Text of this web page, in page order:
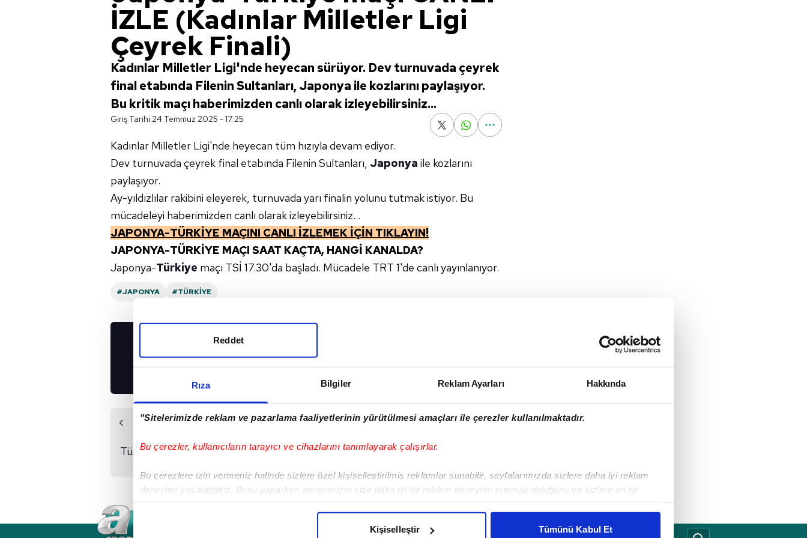
Rıza Bilgiler Reklam Ayarları Hakkında
"Sitelerimizde reklam ve pazarlama faaliyetlerinin yürütülmesi amaçları ile çerezler kullanılmaktadır.
Bu çerezler, kullanıcıların tarayıcı ve cihazlarını tanımlayarak çalışırlar.
Bu çerezlere izin vermeniz halinde sizlere özel kişiselleştirilmiş reklamlar sunabilir, sayfalarımızda sizlere daha iyi reklam
deneyimi yaşatabiliriz. Bunu yaparken amacımızın size daha iyi bir reklam deneyimi sunmak olduğunu ve sizlere en iyi
Reddet
Kişiselleştir Tümünü Kabul Et
İZLE (Kadınlar Milletler Ligi
Çeyrek Finali)
Kadınlar Milletler Ligi'nde heyecan sürüyor. Dev turnuvada çeyrek
final etabında Filenin Sultanları, Japonya ile kozlarını paylaşıyor.
Bu kritik maçı haberimizden canlı olarak izleyebilirsiniz...
Giriş Tarihi:24 Temmuz 2025 - 17:25
Kadınlar Milletler Ligi'nde heyecan tüm hızıyla devam ediyor.
Dev turnuvada çeyrek final etabında Filenin Sultanları, Japonya ile kozlarını
paylaşıyor.
Ay-yıldızlılar rakibini eleyerek, turnuvada yarı finalin yolunu tutmak istiyor. Bu
mücadeleyi haberimizden canlı olarak izleyebilirsiniz...
JAPONYA-TÜRKİYE MAÇINI CANLI İZLEMEK İÇİN TIKLAYIN!
JAPONYA-TÜRKİYE MAÇI SAAT KAÇTA, HANGİ KANALDA?
Japonya-Türkiye maçı TSİ 17.30'da başladı. Mücadele TRT 1'de canlı yayınlanıyor.
#JAPONYA #TÜRKIYE
Önceki Haber
Türkiye-İspanya maçı
Sonraki Haber
Gürcistan karşısında!